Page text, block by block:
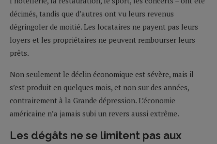
décimés, tandis que d’autres ont vu leurs revenus
dégringoler de moitié. Les locataires ne payent pas leurs
loyers et les propriétaires ne peuvent rembourser leurs
prêts.
Non seulement le déclin économique est sévère, mais il
s’est produit en quelques mois, et non sur des années,
contrairement à la Grande dépression. L’économie
américaine n’a jamais subi un revers aussi extrême.
Les dégâts ne se limitent pas aux